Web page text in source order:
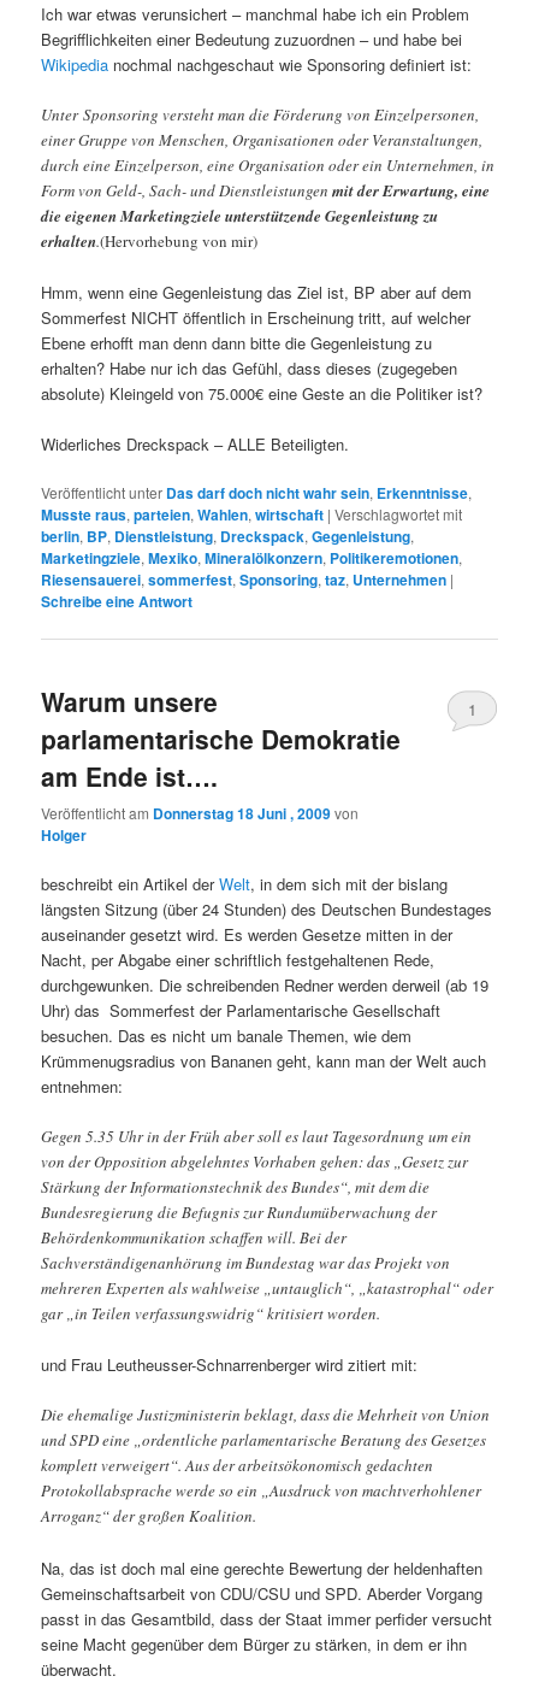
Ich war etwas verunsichert – manchmal habe ich ein Problem
Begrifflichkeiten einer Bedeutung zuzuordnen – und habe bei
Wikipedia nochmal nachgeschaut wie Sponsoring definiert ist:
Unter Sponsoring versteht man die Förderung von Einzelpersonen,
einer Gruppe von Menschen, Organisationen oder Veranstaltungen,
durch eine Einzelperson, eine Organisation oder ein Unternehmen, in
Form von Geld-, Sach- und Dienstleistungenmit der Erwartung, eine
die eigenen Marketingziele unterstützende Gegenleistung zu
erhalten.(Hervorhebung von mir)
Hmm, wenn eine Gegenleistung das Ziel ist, BP aber auf dem
Sommerfest NICHT öffentlich in Erscheinung tritt, auf welcher
Ebene erhofft man denn dann bitte die Gegenleistung zu
erhalten? Habe nur ich das Gefühl, dass dieses (zugegeben
absolute) Kleingeld von 75.000€ eine Geste an die Politiker ist?
Widerliches Dreckspack – ALLE Beteiligten.
Veröffentlicht unter Das darf doch nicht wahr sein, Erkenntnisse,
Musste raus,parteien,Wahlen,wirtschaft |Verschlagwortet mit
berlin, BP, Dienstleistung, Dreckspack,Gegenleistung,
Marketingziele,Mexiko,Mineralölkonzern, Politikeremotionen,
Riesensauerei,sommerfest,Sponsoring,taz, Unternehmen |
Schreibe eine Antwort
Warum unsere
parlamentarische Demokratie
am Ende ist….
Veröffentlicht am Donnerstag 18 Juni , 2009von
Holger
1
beschreibt ein Artikel derWelt, in dem sich mit der bislang
längsten Sitzung (über 24 Stunden) des Deutschen Bundestages
auseinander gesetzt wird. Es werden Gesetze mitten in der
Nacht, per Abgabe einer schriftlich festgehaltenen Rede,
durchgewunken. Die schreibenden Redner werden derweil (ab 19
Uhr) das Sommerfest der Parlamentarische Gesellschaft
besuchen. Das es nicht um banale Themen, wie dem
Krümmenugsradius von Bananen geht, kann man der Welt auch
entnehmen:
Gegen 5.35 Uhr in der Früh aber soll es laut Tagesordnung um ein
von der Opposition abgelehntes Vorhaben gehen: das „Gesetz zur
Stärkung der Informationstechnik des Bundes“, mit dem die
Bundesregierung die Befugnis zur Rundumüberwachung der
Behördenkommunikation schaffen will. Bei der
Sachverständigenanhörung im Bundestag war das Projekt von
mehreren Experten als wahlweise „untauglich“, „katastrophal“ oder
gar „in Teilen verfassungswidrig“ kritisiert worden.
und Frau Leutheusser-Schnarrenberger wird zitiert mit:
Die ehemalige Justizministerin beklagt, dass die Mehrheit von Union
und SPD eine „ordentliche parlamentarische Beratung des Gesetzes
komplett verweigert“. Aus der arbeitsökonomisch gedachten
Protokollabsprache werde so ein „Ausdruck von machtverhohlener
Arroganz“ der großen Koalition.
Na, das ist doch mal eine gerechte Bewertung der heldenhaften
Gemeinschaftsarbeit von CDU/CSU und SPD. Aberder Vorgang
passt in das Gesamtbild, dass der Staat immer perfider versucht
seine Macht gegenüber dem Bürger zu stärken, in dem er ihn
überwacht.